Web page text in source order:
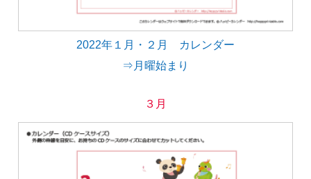
2022年１月・２月 カレンダー
⇒月曜始まり
３月